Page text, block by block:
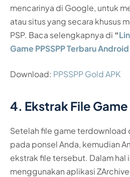
mencarinya di Google, untuk
atau situs yang secara khusus
PSP. Baca selengkapnya di “
Game PPSSPP Terbaru
Download: PPSSPP Gold APK
4. Ekstrak File Game
Setelah file game terdownload
pada ponsel Anda, kemudian
ekstrak file tersebut. Dalam hal
menggunakan aplikasi